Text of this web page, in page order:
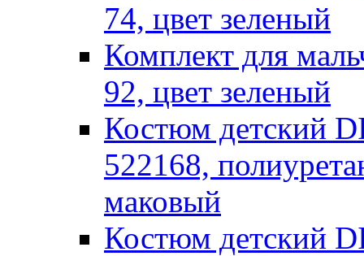
74, цвет зеленый
Комплект для
92, цвет зеленый
Костюм детский
522168,
маковый
Костюм детский